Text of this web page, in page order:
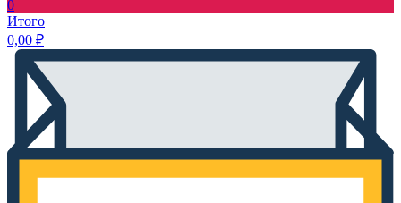
0
Итого
0,00 ₽